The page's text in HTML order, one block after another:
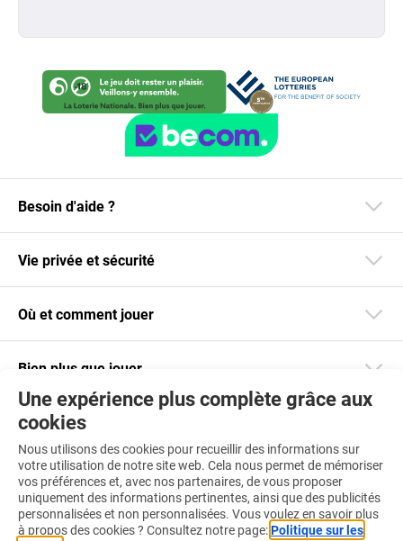
Une expérience plus complète grâce aux
cookies
Nous utilisons des cookies pour recueillir des informations sur
votre utilisation de notre site web. Cela nous permet de mémoriser
vos préférences et, avec nos partenaires, de vous proposer
uniquement des informations pertinentes, ainsi que des publicités
personnalisées et non personnalisées. Vous voulez en savoir plus
à propos des cookies ? Consultez notre page:Politique sur les
Besoin d'aide ?
Vie privée et sécurité
Où et comment jouer
Bien plus que jouer
Téléchargez notre app